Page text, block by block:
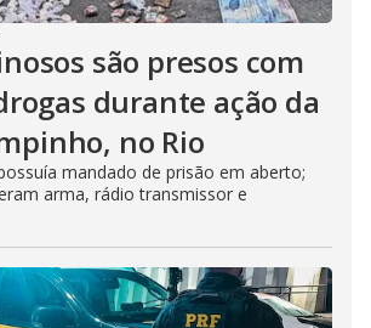
são presos com
durante ação da
no Rio
mandado de prisão em aberto;
arma, rádio transmissor e